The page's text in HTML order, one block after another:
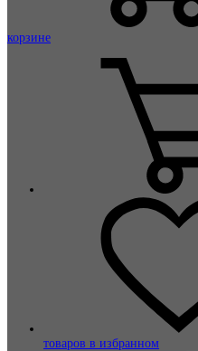
корзине
товаров в избранном